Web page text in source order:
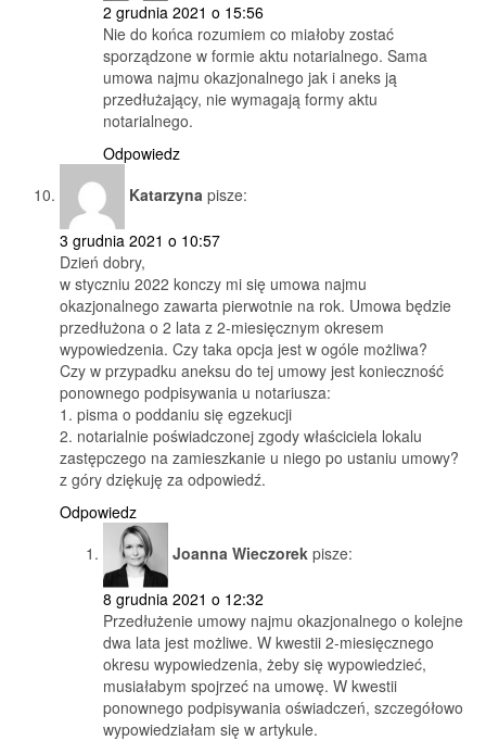
2 grudnia 2021 o 15:56
Nie do końca rozumiem co miałoby zostać
sporządzone w formie aktu notarialnego. Sama
umowa najmu okazjonalnego jak i aneks ją
przedłużający, nie wymagają formy aktu
notarialnego.
Odpowiedz
Katarzyna pisze:
3 grudnia 2021 o 10:57
Dzień dobry,
w styczniu 2022 konczy mi się umowa najmu
okazjonalnego zawarta pierwotnie na rok. Umowa będzie
przedłużona o 2 lata z 2-miesięcznym okresem
wypowiedzenia. Czy taka opcja jest w ogóle możliwa?
Czy w przypadku aneksu do tej umowy jest konieczność
ponownego podpisywania u notariusza:
1. pisma o poddaniu się egzekucji
2. notarialnie poświadczonej zgody właściciela lokalu
zastępczego na zamieszkanie u niego po ustaniu umowy?
z góry dziękuję za odpowiedź.
Odpowiedz
Joanna Wieczorek pisze:
8 grudnia 2021 o 12:32
Przedłużenie umowy najmu okazjonalnego o kolejne
dwa lata jest możliwe. W kwestii 2-miesięcznego
okresu wypowiedzenia, żeby się wypowiedzieć,
musiałabym spojrzeć na umowę. W kwestii
ponownego podpisywania oświadczeń, szczegółowo
wypowiedziałam się w artykule.